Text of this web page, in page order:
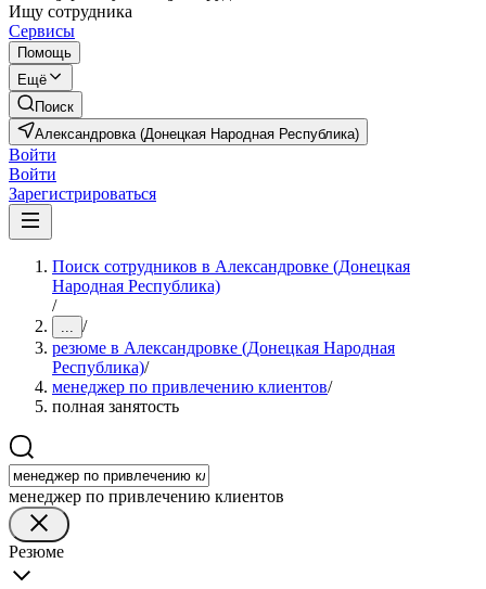
Ищу сотрудника
Сервисы
Помощь
Ещё
Поиск
Александровка (Донецкая Народная Республика)
Войти
Войти
Зарегистрироваться
Поиск сотрудников в Александровке (Донецкая
Народная Республика)
/
... /
резюме в Александровке (Донецкая Народная
Республика)/
менеджер по привлечению клиентов/
полная занятость
менеджер по привлечению клиентов
Резюме